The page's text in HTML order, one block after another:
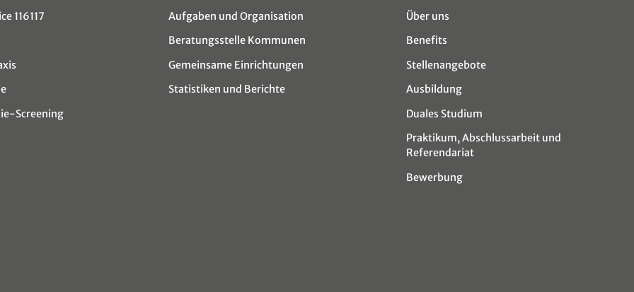
116117
Screening
Aufgaben und Organisation
Beratungsstelle Kommunen
Gemeinsame Einrichtungen
Statistiken und Berichte
Über uns
Benefits
Stellenangebote
Ausbildung
Duales Studium
Praktikum, Abschlussarbeit und
Referendariat
Bewerbung